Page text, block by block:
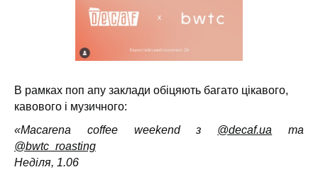
В рамках поп апу заклади обіцяють багато цікавого,
кавового і музичного:
«Macarena coffee weekend з @decaf.ua та
@bwtc_roasting
Неділя, 1.06